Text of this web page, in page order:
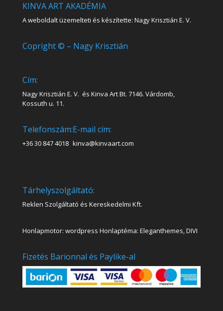
KINVA ART AKADÉMIA
A weboldalt üzemelteti és készítette: Nagy Krisztián E. V.
Copright © – Nagy Krisztián
Cím:
Nagy Krisztián E. V. és Kinva Art Bt. 7146. Várdomb,
Kossuth u. 11.
Telefonszám:
+36 30 847 4018
E-mail cím:
kinva@kinvaart.com
Tárhelyszolgáltató:
Reklen Szolgáltató és Kereskedelmi Kft.
Honlapmotor: wordpress Honlaptéma: Eleganthemes, DIVI
Fizetés Barionnal és Paylike-al